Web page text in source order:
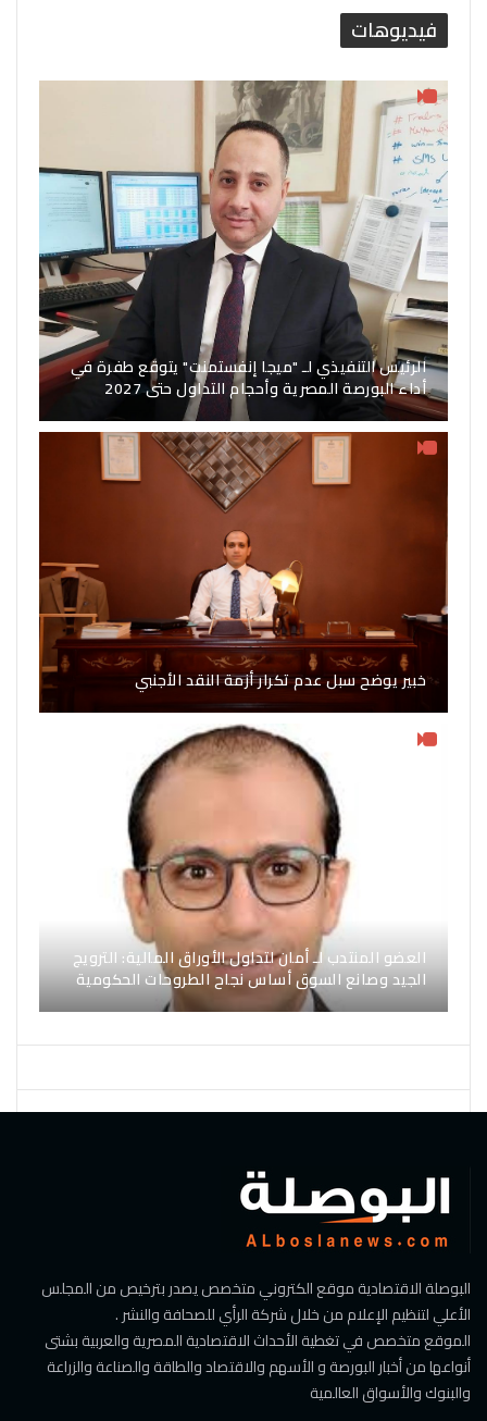
فيديوهات
الرئيس التنفيذي لـ "ميجا إنفستمنت" يتوقع طفرة في
أداء البورصة المصرية وأحجام التداول حتى 2027
خبير يوضح سبل عدم تكرار أزمة النقد الأجنبي
العضو المنتدب لـ أمان لتداول الأوراق المالية: الترويج
الجيد وصانع السوق أساس نجاح الطروحات الحكومية
البوصلة الاقتصادية موقع الكتروني متخصص يصدر بترخيص من المجلس
الأعلي لتنظيم الإعلام من خلال شركة الرأي للصحافة والنشر .
الموقع متخصص في تغطية الأحداث الاقتصادية المصرية والعربية بشتى
أنواعها من أخبار البورصة و الأسهم والاقتصاد والطاقة والصناعة والزراعة
والبنوك والأسواق العالمية